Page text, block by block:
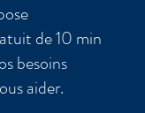
de 10 min
besoins
aider.